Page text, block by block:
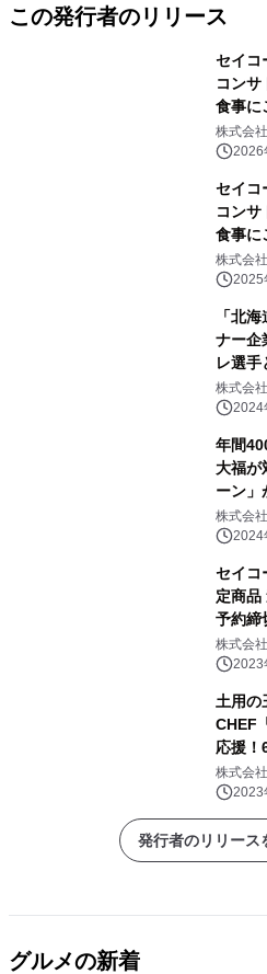
この発行者のリリース
セイ
コンサ
食事
ートナ
始
株式会
2026
セイ
コンサ
食事に
ナー企
株式会
2025
「北
ナー企
レ選手
(ジン
ラシッ
株式会
2024
年間
大福が
ーン」
株式会
2024
セイコ
定商品
予約締
株式会
2023
土用の
CHEF
応援！
株式会
2023
発行者のリリース
グルメの新着